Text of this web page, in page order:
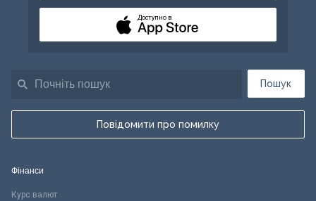
Пошук
Повідомити про помилку
Доступно в
Фінанси
Курс валют